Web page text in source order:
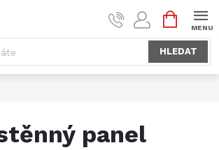
HLEDAT
NÁKUPNÍ
KOŠÍK
panel